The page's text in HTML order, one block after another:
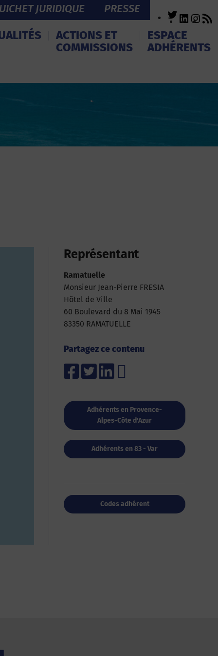
JURIDIQUE PRESSE Twitter
ACTIONS ET
COMMISSIONS
ESPACE
ADHÉRENTS
Représentant
Ramatuelle
Monsieur Jean-Pierre FRESIA
Hôtel de Ville
60 Boulevard du 8 Mai 1945
83350 RAMATUELLE
Partagez ce contenu
Adhérents en Provence-
Alpes-Côte d'Azur
Adhérents en 83 - Var
Codes adhérent